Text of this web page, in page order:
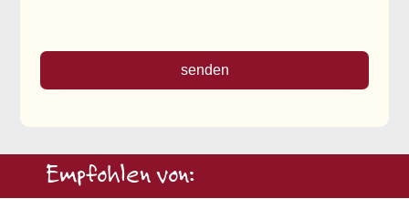
senden
Empfohlen von: